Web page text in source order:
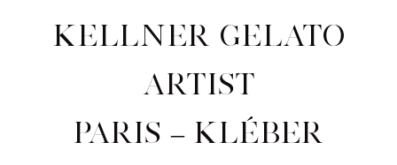
Kellner Gelato
Artist
Paris – Kléber